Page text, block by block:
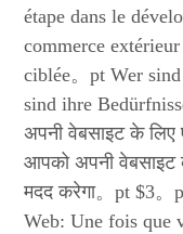
étape dans le
commerce
ciblée。pt Wer
sind ihre
अपनी वेबसाइट के लिए
आपको अपनी वेबसाइट
मदद करेगा。pt $3。
Web: Une fois que